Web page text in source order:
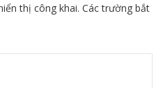
thị công khai. Các trường bắt